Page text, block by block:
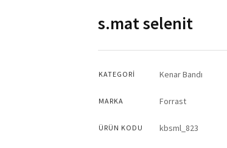
s.mat selenit
KATEGORI Kenar Bandı
MARKA Forrast
ÜRÜN KODU kbsml_823